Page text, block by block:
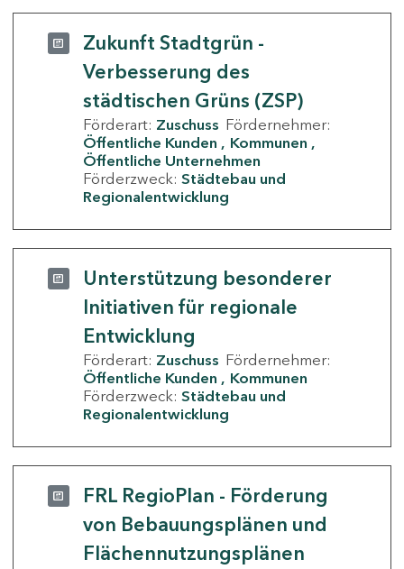
Zukunft Stadtgrün -
Verbesserung des
städtischen Grüns (ZSP)
Förderart: Zuschuss Fördernehmer:
Öffentliche Kunden
Kommunen
Öffentliche Unternehmen
Förderzweck: Städtebau und
Regionalentwicklung
Unterstützung besonderer
Initiativen für regionale
Entwicklung
Förderart: Zuschuss Fördernehmer:
Öffentliche Kunden
Kommunen
Förderzweck: Städtebau und
Regionalentwicklung
FRL RegioPlan - Förderung
von Bebauungsplänen und
Flächennutzungsplänen